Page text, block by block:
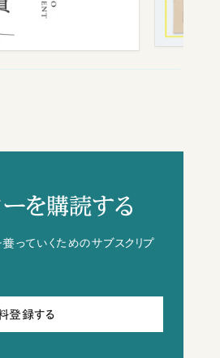
を購読する
養っていくためのサブスクリプ
登録する